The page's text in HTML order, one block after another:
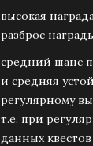
высокая
разброс
средний шанс
и средняя
регулярному
т.е. при
данных